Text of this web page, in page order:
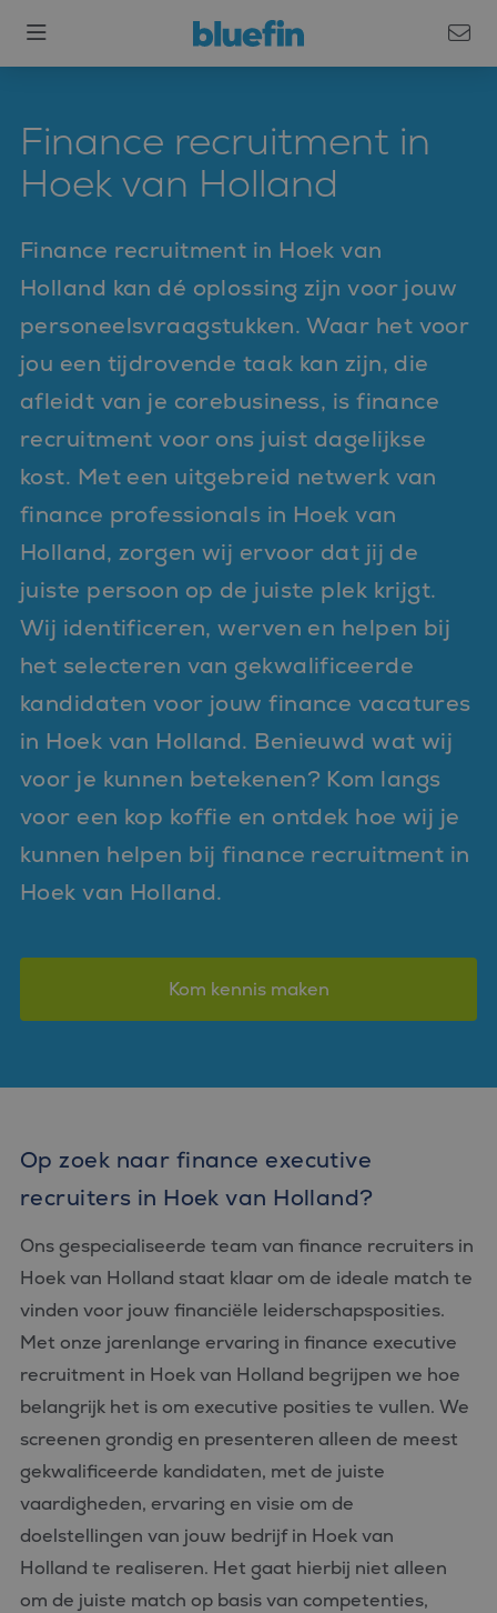
Finance recruitment in
Hoek van Holland
Finance recruitment in Hoek van
Holland kan dé oplossing zijn voor jouw
personeelsvraagstukken. Waar het voor
jou een tijdrovende taak kan zijn, die
afleidt van je corebusiness, is finance
recruitment voor ons juist dagelijkse
kost. Met een uitgebreid netwerk van
finance professionals in Hoek van
Holland, zorgen wij ervoor dat jij de
juiste persoon op de juiste plek krijgt.
Wij identificeren, werven en helpen bij
het selecteren van gekwalificeerde
kandidaten voor jouw finance vacatures
in Hoek van Holland. Benieuwd wat wij
voor je kunnen betekenen? Kom langs
voor een kop koffie en ontdek hoe wij je
kunnen helpen bij finance recruitment in
Hoek van Holland.
Kom kennis maken
Op zoek naar finance executive
recruiters in Hoek van Holland?
Ons gespecialiseerde team van finance recruiters in
Hoek van Holland staat klaar om de ideale match te
vinden voor jouw financiële leiderschapsposities.
Met onze jarenlange ervaring in finance executive
recruitment in Hoek van Holland begrijpen we hoe
belangrijk het is om executive posities te vullen. We
screenen grondig en presenteren alleen de meest
gekwalificeerde kandidaten, met de juiste
vaardigheden, ervaring en visie om de
doelstellingen van jouw bedrijf in Hoek van
Holland te realiseren. Het gaat hierbij niet alleen
om de juiste match op basis van competenties,